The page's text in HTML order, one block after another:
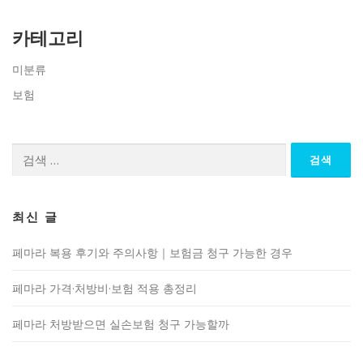
카테고리
미분류
보험
최신 글
페마라 복용 후기와 주의사항｜보험금 청구 가능한 경우
페마라 가격·처방비·보험 적용 총정리
페마라 처방받으면 실손보험 청구 가능할까